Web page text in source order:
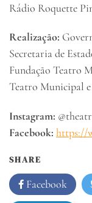
Rádio Roquette
Realização:
Secretaria de
Fundação Teatro
Teatro Municipal e
Instagram:
Facebook: https://
SHARE
Facebook